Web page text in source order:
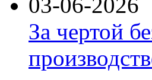
За чертой